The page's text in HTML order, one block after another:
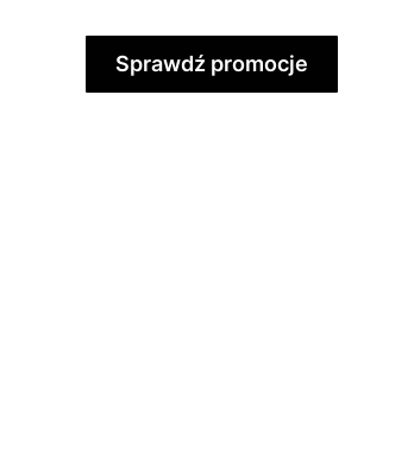
Sprawdź promocje